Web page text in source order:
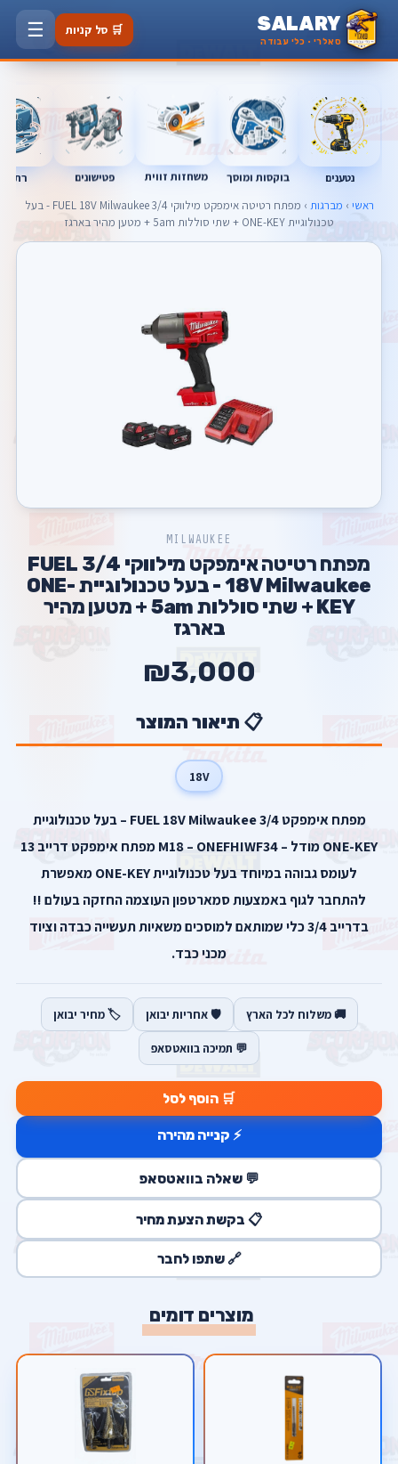
SALARY
סאלרי · כלי עבודה
🛒 סל קניות ☰
נטענים בוקסות ומוסך משחזות זווית פטישונים
ראשי › מברגות
› מפתח רטיטה אימפקט מילווקי 3/4 FUEL 18V Milwaukee - בעל
טכנולוגיית ONE-KEY + שתי סוללות 5am + מטען מהיר בארגז
MILWAUKEE
מפתח רטיטה אימפקט מילווקי 3/4 FUEL
18V Milwaukee - בעל טכנולוגיית ONE-
KEY + שתי סוללות 5am + מטען מהיר
בארגז
₪3,000
📋 תיאור המוצר
18V
מפתח אימפקט 3/4 FUEL 18V Milwaukee – בעל טכנולוגיית
ONE-KEY מודל – M18 – ONEFHIWF34 מפתח אימפקט דרייב 13
לעומס גבוהה במיוחד בעל טכנולוגיית ONE-KEY מאפשרת
להתחבר לגוף באמצעות סמארטפון העוצמה החזקה בעולם !!
בדרייב 3/4 כלי שמותאם למוסכים משאיות תעשייה כבדה וציוד
מכני כבד.
🚚 משלוח לכל הארץ 🛡️ אחריות יבואן 🏷️ מחיר יבואן
💬 תמיכה בוואטסאפ
🛒 הוסף לסל
⚡ קנייה מהירה
💬 שאלה בוואטסאפ
📋 בקשת הצעת מחיר
🔗 שתפו לחבר
מוצרים דומים